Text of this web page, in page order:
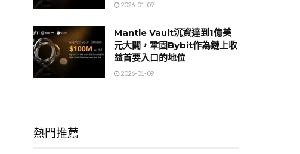
2026-01-09
Mantle Vault沉資達到1億美
元大關，鞏固Bybit作為鏈上收
益首要入口的地位
2026-01-09
熱門推薦